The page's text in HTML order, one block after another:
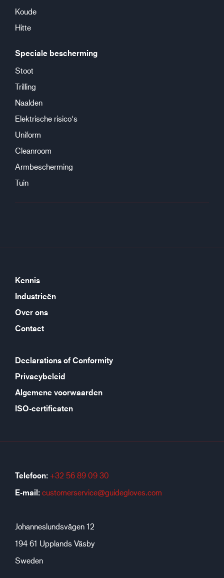
Koude
Hitte
Speciale bescherming
Stoot
Trilling
Naalden
Elektrische risico‘s
Uniform
Cleanroom
Armbescherming
Tuin
Kennis
Industrieën
Over ons
Contact
Declarations of Conformity
Privacybeleid
Algemene voorwaarden
ISO-certificaten
Telefoon: +32 56 89 09 30
E-mail: customerservice@guidegloves.com
Johanneslundsvägen 12
194 61 Upplands Väsby
Sweden